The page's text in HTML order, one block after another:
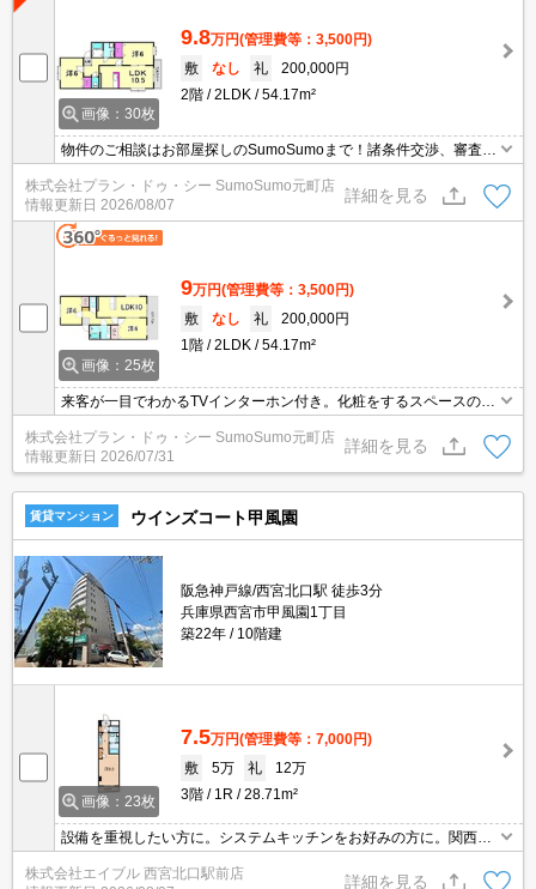
画像：30枚
9.8万円(管理費等：3,500円)
敷
なし 礼
200,000円
2階
2LDK 54.17m²
物件のご相談はお部屋探しのSumoSumoまで！諸条件交渉、審査等
株式会社プラン・ドゥ・シー SumoSumo元町店
情報更新日 2026/08/07
詳細を見る
画像：25枚
9万円(管理費等：3,500円)
敷
なし 礼
200,000円
1階
2LDK 54.17m²
来客が一目でわかるTVインターホン付き。化粧をするスペースのあ
る洗面化粧台付きの物件です。収納はシューズボックス・クロゼッ
トなどが備え付けられているので、衣類や日用品の収納に重宝しま
す。新しい生活にお勧めなのが、こちらのアパートです。夏場の電
気代も安く抑えられる通風良好で快適な物件です。
株式会社プラン・ドゥ・シー SumoSumo元町店
情報更新日 2026/07/31
詳細を見る
賃貸マンション ウインズコート甲風園
阪急神戸線/西宮北口駅 徒歩3分
兵庫県西宮市甲風園1丁目
築22年
10階建
画像：23枚
7.5万円(管理費等：7,000円)
敷
5万 礼
12万
3階
1R 28.71m²
設備を重視したい方に。システムキッチンをお好みの方に。関西学
院大学学生様のオススメ物件。玄関オートロックなので安心。エレ
ベーター付きのマンションタイプ。オール電化でガス代不要。
株式会社エイブル 西宮北口駅前店
詳細を見る